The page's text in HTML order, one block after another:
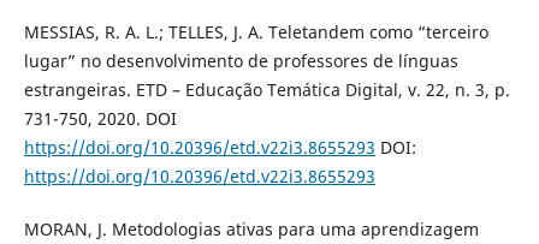
MESSIAS, R. A. L.; TELLES, J. A. Teletandem como “terceiro
lugar” no desenvolvimento de professores de línguas
estrangeiras. ETD – Educação Temática Digital, v. 22, n. 3, p.
731-750, 2020. DOI
https://doi.org/10.20396/etd.v22i3.8655293 DOI:
https://doi.org/10.20396/etd.v22i3.8655293
MORAN, J. Metodologias ativas para uma aprendizagem